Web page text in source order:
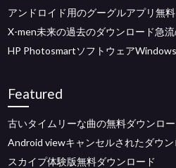
アンドロイド用のグーグルアプリ無
X-men未来の過去のダウンロード急流
HP Photosmartソフトウェア
Featured
古いタイムリーな曲の無料ダウンロー
Android viewキャンセルされたダウン
スカイプ体験版無料ダウンロード